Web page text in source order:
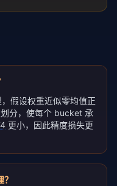
假设权重近似零均值正
分，使每个 bucket 承
更小，因此精度损失更